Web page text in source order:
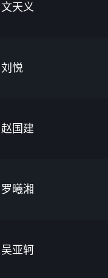
文天义
刘悦
赵国建
罗曦湘
吴亚轲